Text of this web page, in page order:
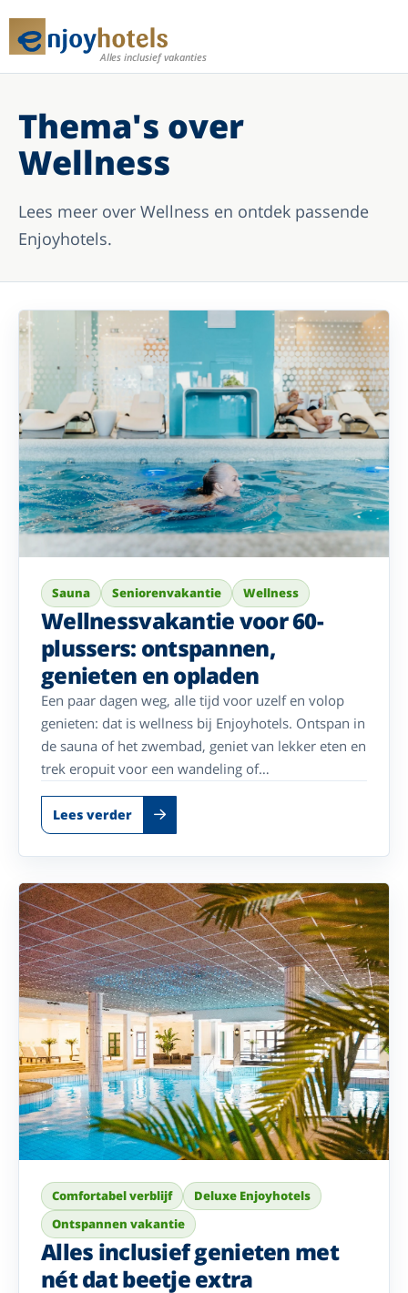
Alles inclusief vakanties
Thema's over
Wellness
Lees meer over Wellness en ontdek passende
Enjoyhotels.
Sauna Seniorenvakantie Wellness
Wellnessvakantie voor 60-
plussers: ontspannen,
genieten en opladen
Een paar dagen weg, alle tijd voor uzelf en volop
genieten: dat is wellness bij Enjoyhotels. Ontspan in
de sauna of het zwembad, geniet van lekker eten en
trek eropuit voor een wandeling of
draait uw vakantie om rust, comfort en genieten –
zonder dat u iets hoeft te regelen. Of u nu samen
weggaat of uzelf gewoon eens wilt verwennen met
een paar dagen ontspanning: laat de dagelijkse
drukte achter u en kom heerlijk opgeladen weer
thuis.
Lees verder
Comfortabel verblijf
Deluxe Enjoyhotels
Ontspannen vakantie
Alles inclusief genieten met
nét dat beetje extra